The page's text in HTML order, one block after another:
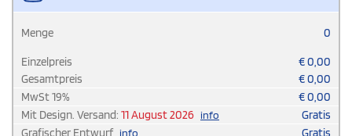
Menge 0
Einzelpreis €0,00
Gesamtpreis
€0,00
MwSt19% €0,00
Mit Design. Versand: 11 August 2026 info
Gratis
Grafischer Entwurf info Gratis